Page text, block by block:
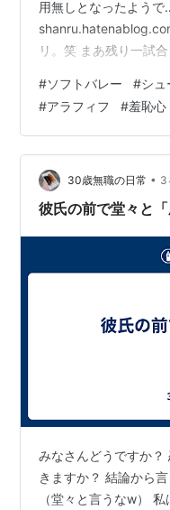
羞恥心 (一般) 【しゅうちし
用無しとなったよう
リ。笑 まあ残り一試
要です。 先ずは、バ
は不人気なのか市販
た…。 なので、バスケ
多いみたい。 そして
膝…
#ソフトバレー #シュ
#アラフィフ #羞恥心
30歳無職の日常 • 3
彼氏の前で堂々と
みなさんどうですか？
きますか？ 結論から
（堂々と言うなw）